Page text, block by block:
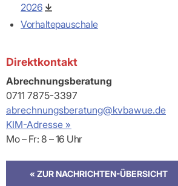
2026
Vorhaltepauschale
Direktkontakt
Abrechnungsberatung
0711 7875-3397
abrechnungsberatung@kvbawue.de
KIM-Adresse »
Mo – Fr: 8 – 16 Uhr
« ZUR NACHRICHTEN-ÜBERSICHT